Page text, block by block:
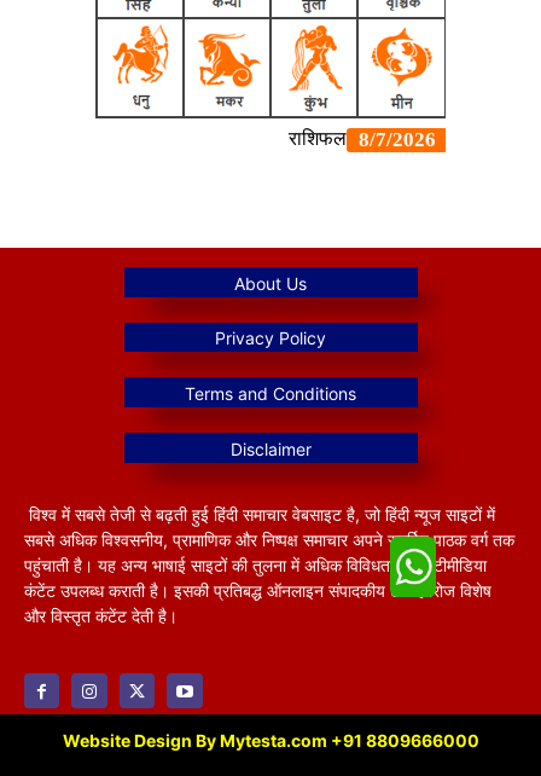
विश्व में सबसे तेजी से बढ़ती हुई हिंदी समाचार वेबसाइट है, जो हिंदी न्यूज साइटों में
सबसे अधिक विश्वसनीय, प्रामाणिक और निष्पक्ष समाचार अपने समर्पित पाठक वर्ग तक
पहुंचाती है। यह अन्य भाषाई साइटों की तुलना में अधिक विविधतापूर्ण मल्टीमीडिया
कंटेंट उपलब्ध कराती है। इसकी प्रतिबद्ध ऑनलाइन संपादकीय टीम हररोज विशेष
और विस्तृत कंटेंट देती है।
Website Design By Mytesta.com +91 8809666000